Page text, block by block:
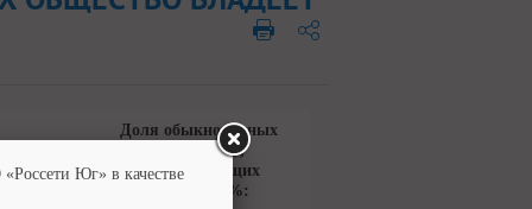
Доля обыкновенных
акций лица,
принадлежащих
эмитенту, %:
Юг» в качестве